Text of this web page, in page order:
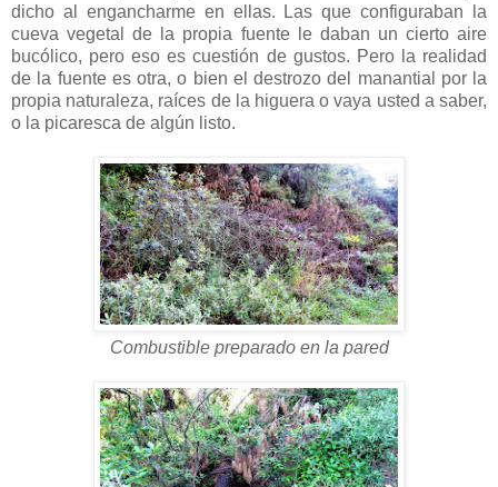
dicho al engancharme en ellas. Las que configuraban la
cueva vegetal de la propia fuente le daban un cierto aire
bucólico, pero eso es cuestión de gustos. Pero la realidad
de la fuente es otra, o bien el destrozo del manantial por la
propia naturaleza, raíces de la higuera o vaya usted a saber,
o la picaresca de algún listo.
Combustible preparado en la pared